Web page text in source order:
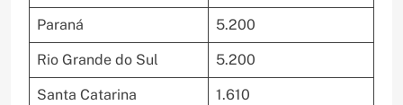
Paraná 5.200
Rio Grande do Sul 5.200
Santa Catarina 1.610